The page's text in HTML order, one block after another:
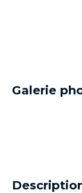
Galerie